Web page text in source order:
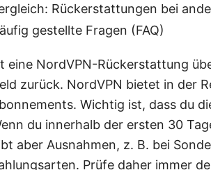
Rückerstattungen bei
gestellte Fragen (FAQ)
eine NordVPN-Rückerstattung
zurück. NordVPN bietet in der
Wichtig ist, dass du
du innerhalb der ersten 30
aber Ausnahmen, z. B. bei
Prüfe daher immer